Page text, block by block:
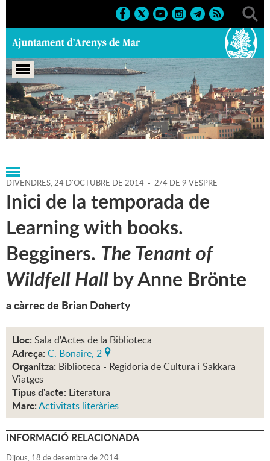
Portada > Agenda > 24-10-
2014 > Marcs > Culturals > 2014 > Activitats literàries
DIVENDRES,24 D'OCTUBRE DE 2014 - 2/4 DE 9 VESPRE
Inici de la temporada de
Learning with books.
Begginers. The Tenant of
Wildfell Hall by Anne Brönte
a càrrec de Brian Doherty
Lloc: Sala d'Actes de la Biblioteca
Adreça: C. Bonaire, 2
Organitza: Biblioteca - Regidoria de Cultura i Sakkara
Viatges
Tipus d'acte: Literatura
Marc:Activitats literàries
INFORMACIÓ RELACIONADA
Dijous, 18 dedesembrede2014